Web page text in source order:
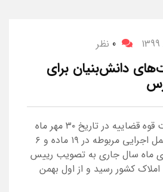
0 نظر
دانش­‌بنیان برای
با مصوبه اخیر ریاست قوه قضاییه در تاریخ ۳۰ مهر ماه
سال جاری، دستورالعمل اجرایی مربوطه در ۱۹ ماده و ۶
در تاریخ ۲۹ دی ماه سال جاری به تصویب رییس
کشور رسید و از اول بهمن